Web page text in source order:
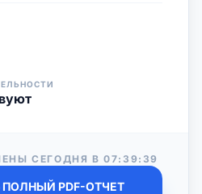
СЕГОДНЯ В07:39:39
PDF-ОТЧЕТ